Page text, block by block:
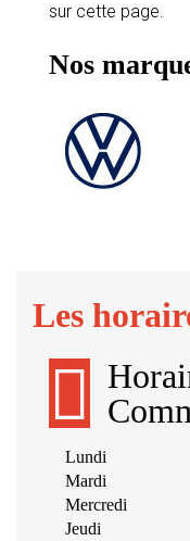
sur cette page.
Nos
Les
Lundi
Mardi
Mercredi
Jeudi